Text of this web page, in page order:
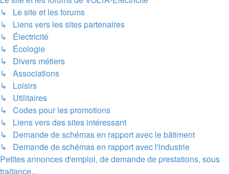
↳ Le site et les forums
↳ Liens vers les sites partenaires
↳ Électricité
↳ Écologie
↳ Divers métiers
↳ Associations
↳ Loisirs
↳ Utilitaires
↳ Codes pour les promotions
↳ Liens vers des sites intéressant
↳ Demande de schémas en rapport avec le bâtiment
↳ Demande de schémas en rapport avec l'industrie
Petites annonces d'emploi, de demande de prestations, sous
traitance...